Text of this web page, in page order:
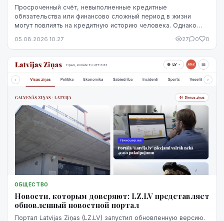
Просроченный счёт, невыполненные кредитные
обязательства или финансово сложный период в жизни
могут повлиять на кредитную историю человека. Однако
невозможно изменить. Кредитную историю можно
регулярное выполнение обязательств и продуманные
действия.
05.08.2026 10:27 27 0 0
ОБЩЕСТВО
Новости, которым доверяют: LZ.LV представляет
обновленный новостной портал
Портал Latvijas Ziņas (LZ.LV) запустил обновленную версию.